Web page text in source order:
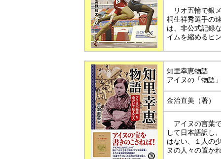
リオ五輪で銀
桐生祥秀選手の
は、非公式記録
イムを縮めるヒ
知里幸恵物語
アイヌの「物語
金治直美（著）
アイヌの言葉
して日本語訳し
はない、１人の
ヌの人々の置か